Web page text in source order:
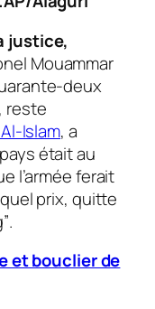
justice,
Mouammar
deux
reste
Islam, a
était au
l’armée ferait
prix, quitte
.
et bouclier de